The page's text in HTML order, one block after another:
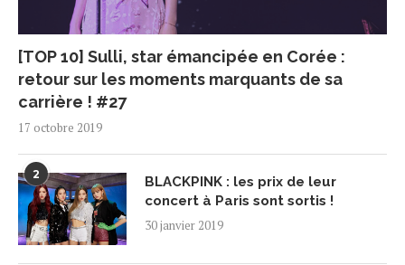
[TOP 10] Sulli, star émancipée en Corée :
retour sur les moments marquants de sa
carrière ! #27
17 octobre 2019
2
BLACKPINK : les prix de leur
concert à Paris sont sortis !
30 janvier 2019